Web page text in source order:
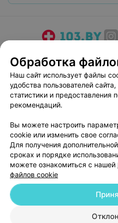
Медицинский маркетинг
Пользовательское
Вакансии
Написать
Персональные
Обработка
© 2026 ООО «Артокс Лаб», УНП
Обработка
Наш сайт использует файлы
удобства пользователей
статистики и предоставления
рекомендаций.
Вы можете настроить
cookie или изменить свое
Для получения
сроках и порядке
можете ознакомиться с нашей
файлов cookie